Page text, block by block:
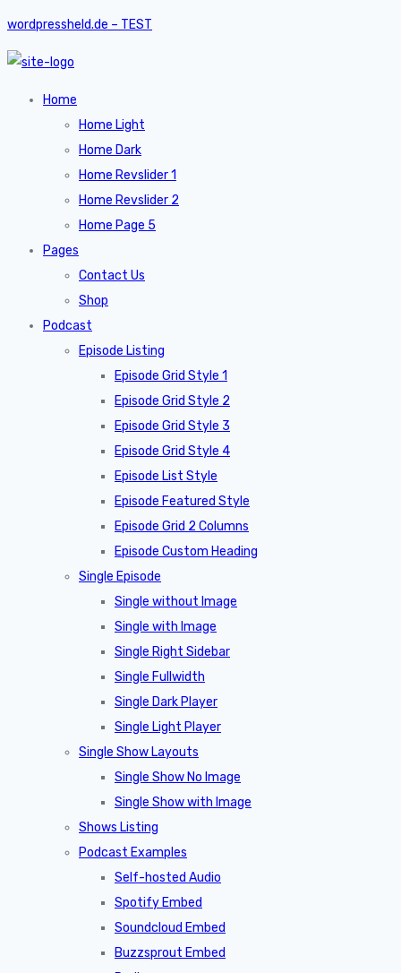
wordpressheld.de – TEST
Home
Home Light
Home Dark
Home Revslider 1
Home Revslider 2
Home Page 5
Pages
Contact Us
Shop
Podcast
Episode Listing
Episode Grid Style 1
Episode Grid Style 2
Episode Grid Style 3
Episode Grid Style 4
Episode List Style
Episode Featured Style
Episode Grid 2 Columns
Episode Custom Heading
Single Episode
Single without Image
Single with Image
Single Right Sidebar
Single Fullwidth
Single Dark Player
Single Light Player
Single Show Layouts
Single Show No Image
Single Show with Image
Shows Listing
Podcast Examples
Self-hosted Audio
Spotify Embed
Soundcloud Embed
Buzzsprout Embed